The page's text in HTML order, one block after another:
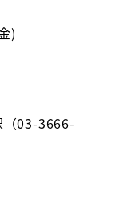
)
03-3666-